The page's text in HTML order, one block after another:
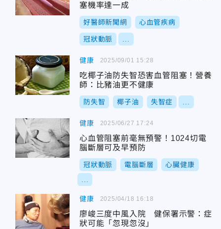
塞機率達一成
好醫師新聞網 心血管疾病
冠狀動脈
健康
吃椰子油防失智恐害血管阻塞！營養
師：比豬油更不健康
防失智 椰子油 失智症
2025/09/01 15:28
健康
心血管阻塞前毫無預警！1024切電
腦斷層可及早預防
冠狀動脈 電腦斷層 心臟健康
2025/06/27 17:24
健康
廖峻三度中風入院 健保署示警：症
狀可能「忽現忽沒」
2025/04/18 16:18